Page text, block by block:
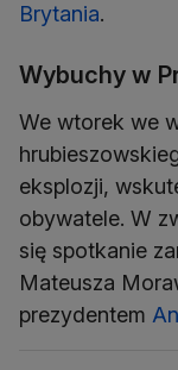
Brytania.
Wybuchy w
We wtorek we
eksplozji,
obywatele. W
się spotkanie
Mateusza
prezydentem